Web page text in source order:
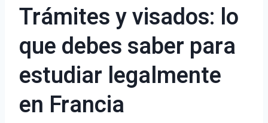
Trámites y visados: lo
que debes saber para
estudiar legalmente
en Francia